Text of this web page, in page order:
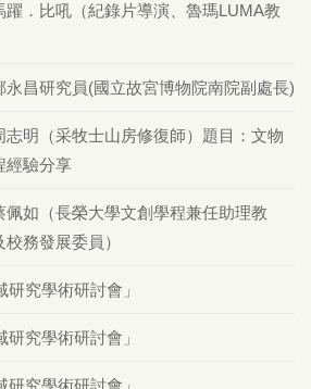
躍．比吼（紀錄片導演、魯瑪LUMA教
永昌研究員(國立故宮博物院南院副處長)
志明（采牧士山房修復師）題目：文物
經驗分享
佩如（長榮大學文創學程兼任助理教
務發展委員）
研究學術研討會」
研究學術研討會」
研究學術研討會」